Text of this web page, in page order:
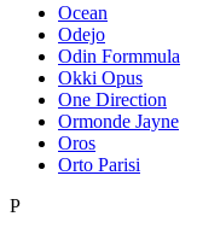
Ocean
Odejo
Odin Formmula
Okki Opus
One Direction
Ormonde Jayne
Oros
Orto Parisi
P